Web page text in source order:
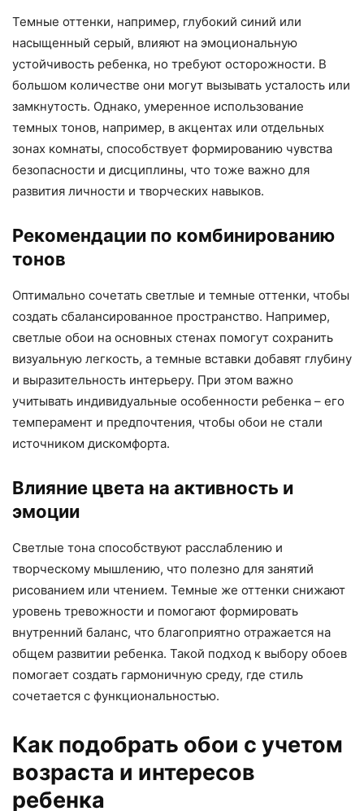
Темные оттенки, например, глубокий синий или
насыщенный серый, влияют на эмоциональную
устойчивость ребенка, но требуют осторожности. В
большом количестве они могут вызывать усталость или
замкнутость. Однако, умеренное использование
темных тонов, например, в акцентах или отдельных
зонах комнаты, способствует формированию чувства
безопасности и дисциплины, что тоже важно для
развития личности и творческих навыков.
Рекомендации по комбинированию
тонов
Оптимально сочетать светлые и темные оттенки, чтобы
создать сбалансированное пространство. Например,
светлые обои на основных стенах помогут сохранить
визуальную легкость, а темные вставки добавят глубину
и выразительность интерьеру. При этом важно
учитывать индивидуальные особенности ребенка – его
темперамент и предпочтения, чтобы обои не стали
источником дискомфорта.
Влияние цвета на активность и
эмоции
Светлые тона способствуют расслаблению и
творческому мышлению, что полезно для занятий
рисованием или чтением. Темные же оттенки снижают
уровень тревожности и помогают формировать
внутренний баланс, что благоприятно отражается на
общем развитии ребенка. Такой подход к выбору обоев
помогает создать гармоничную среду, где стиль
сочетается с функциональностью.
Как подобрать обои с учетом
возраста и интересов
ребенка